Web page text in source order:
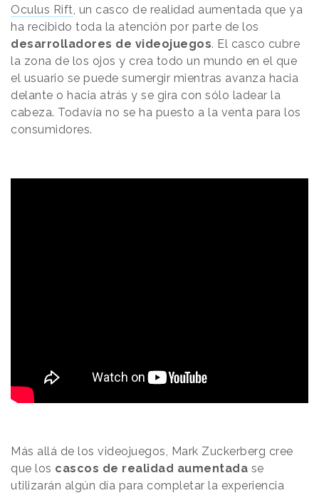
Oculus Rift , un casco de realidad aumentada que ya
ha recibido toda la atención por parte de los
desarrolladores de videojuegos. El casco cubre
la zona de los ojos y crea todo un mundo en el que
el usuario se puede sumergir mientras avanza hacia
delante o hacia atrás y se gira con sólo ladear la
cabeza. Todavía no se ha puesto a la venta para los
consumidores.
Más allá de los videojuegos, Mark Zuckerberg cree
que los cascos de realidad aumentada se
utilizarán algún día para completar la experiencia